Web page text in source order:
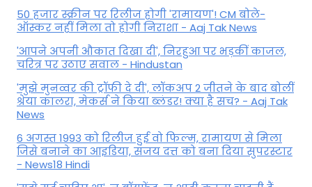
50 हजार स्क्रीन पर रिलीज होगी 'रामायण'! CM बोले-
ऑस्कर नहीं मिला तो होगी निराशा - Aaj Tak News
'आपने अपनी औकात दिखा दी', निरहुआ पर भड़कीं काजल,
चरित्र पर उठाए सवाल - Hindustan
'मुझे मुनव्वर की ट्रॉफी दे दी', लॉकअप 2 जीतने के बाद बोलीं
श्रेया कालरा, मेकर्स ने किया ब्लंडर! क्या है सच? - Aaj Tak
News
6 अगस्त 1993 को रिलीज हुई वो फिल्म, रामायण से मिला
जिसे बनाने का आइडिया, संजय दत्त को बना दिया सुपरस्टार
- News18 Hindi